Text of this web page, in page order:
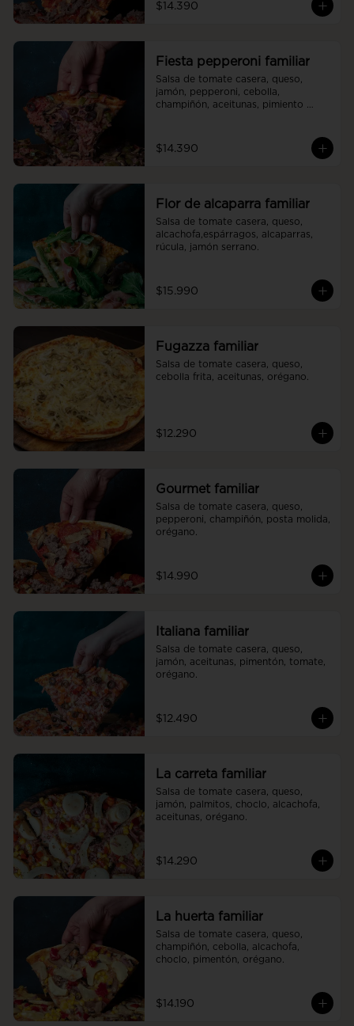
$14.390
Fiesta pepperoni familiar
Salsa de tomate casera, queso,
jamón, pepperoni, cebolla,
champiñón, aceitunas, pimiento
$14.390
Flor de alcaparra familiar
Salsa de tomate casera, queso,
alcachofa,espárragos, alcaparras,
rúcula, jamón serrano.
$15.990
Fugazza familiar
Salsa de tomate casera, queso,
cebolla frita, aceitunas, orégano.
$12.290
Gourmet familiar
Salsa de tomate casera, queso,
pepperoni, champiñón, posta molida,
orégano.
$14.990
Italiana familiar
Salsa de tomate casera, queso,
jamón, aceitunas, pimentón, tomate,
orégano.
$12.490
La carreta familiar
Salsa de tomate casera, queso,
jamón, palmitos, choclo, alcachofa,
aceitunas, orégano.
$14.290
La huerta familiar
Salsa de tomate casera, queso,
champiñón, cebolla, alcachofa,
choclo, pimentón, orégano.
$14.190